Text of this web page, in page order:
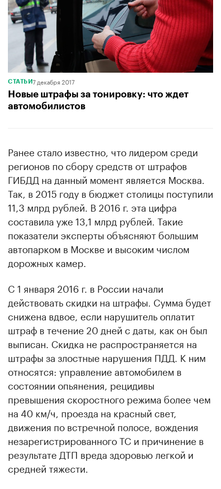
СТАТЬИ7 декабря 2017
Новые штрафы за тонировку: что ждет
автомобилистов
Ранее стало известно, что лидером среди
регионов по сбору средств от штрафов
ГИБДД на данный момент является Москва.
Так, в 2015 году в бюджет столицы поступили
11,3 млрд рублей. В 2016 г. эта цифра
составила уже 13,1 млрд рублей. Такие
показатели эксперты объясняют большим
автопарком в Москве и высоким числом
дорожных камер.
С 1 января 2016 г. в России начали
действовать скидки на штрафы. Сумма будет
снижена вдвое, если нарушитель оплатит
штраф в течение 20 дней с даты, как он был
выписан. Скидка не распространяется на
штрафы за злостные нарушения ПДД. К ним
относятся: управление автомобилем в
состоянии опьянения, рецидивы
превышения скоростного режима более чем
на 40 км/ч, проезда на красный свет,
движения по встречной полосе, вождения
незарегистрированного ТС и причинение в
результате ДТП вреда здоровью легкой и
средней тяжести.